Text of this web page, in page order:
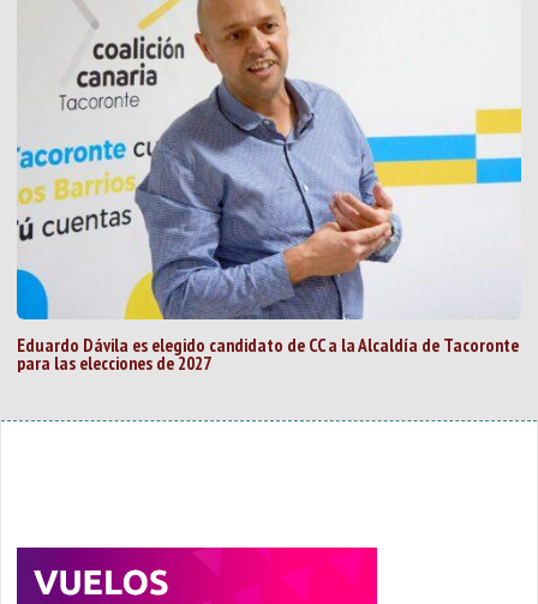
Eduardo Dávila es elegido candidato de CC a la Alcaldía de Tacoronte
para las elecciones de 2027